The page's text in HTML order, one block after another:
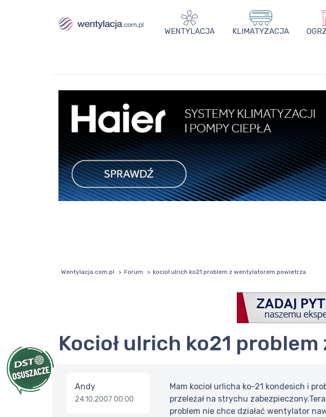
WENTYLACJA KLIMATYZACJA
Wentylacja.com.pl Forum kocioł ulrich ko21 problem z wentylatorem powietrza
kocioł ulrich ko21
Andy
24.10.2007 00:00
Mam kocioł urlicha ko-21 kondesich i
przeleżał na strychu
problem nie chce działać wentylator